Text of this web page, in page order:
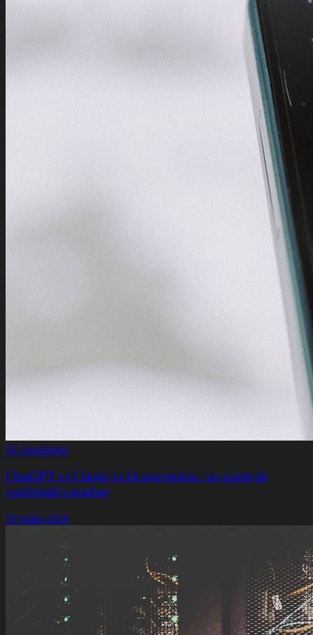
IA canadienne
ChatGPT vs Claude vs IA souveraine : un guide de
conformité canadien
20 juillet 2026